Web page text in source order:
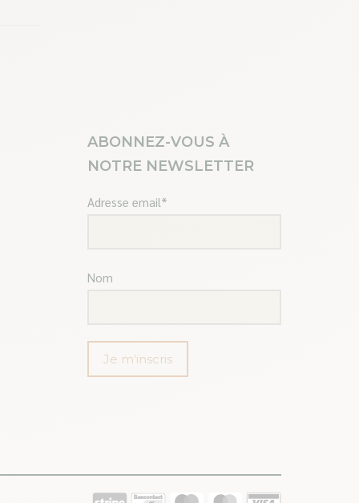
ABONNEZ-VOUS À
NOTRE NEWSLETTER
Adresse email*
Nom